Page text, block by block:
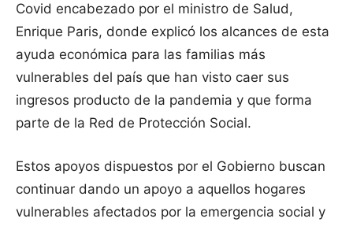
Covid encabezado por el ministro de Salud,
Enrique Paris, donde explicó los alcances de esta
ayuda económica para las familias más
vulnerables del país que han visto caer sus
ingresos producto de la pandemia y que forma
parte de la Red de Protección Social.
Estos apoyos dispuestos por el Gobierno buscan
continuar dando un apoyo a aquellos hogares
vulnerables afectados por la emergencia social y